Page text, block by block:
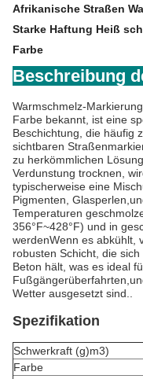
Afrikanische Straßen
Starke Haftung Heiß
Farbe
Beschreibung
Warmschmelz-
Farbe bekannt, ist eine
Beschichtung, die häufig
sichtbaren
zu herkömmlichen
Verdunstung trocknen,
typischerweise eine
Pigmenten,
Temperaturen
356°F~428°F) und in
werdenWenn es abkühlt,
robusten Schicht, die
Beton hält, was es ideal
Wetter ausgesetzt sind.
Spezifikation
Schwerkraft (g)m3)
Farbe